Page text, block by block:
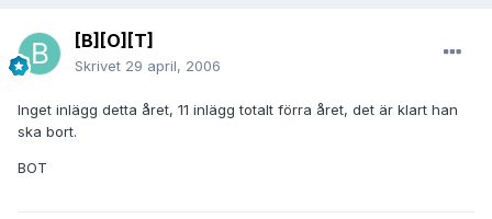
[B][O][T]
Skrivet 29 april, 2006
Inget inlägg detta året, 11 inlägg totalt förra året, det är klart han
ska bort.
BOT